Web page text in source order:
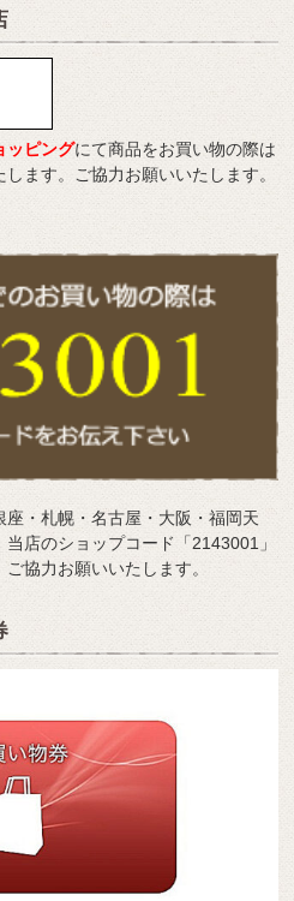
ッピングにて商品をお買い物の際は
ます。ご協力お願いいたします。
座・札幌・名古屋・大阪・福岡天
店のショップコード「2143001」
協力お願いいたします。